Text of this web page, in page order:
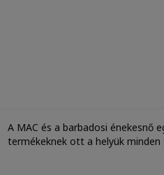
A MAC és a barbadosi énekesnő
termékeknek ott a helyük minden